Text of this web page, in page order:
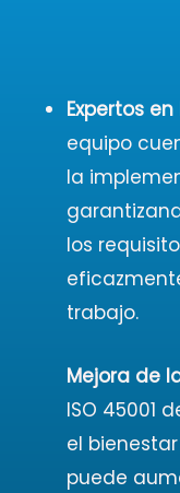
Expertos
equipo
la
los
trabajo.
Mejora de
ISO 45001
el
puede